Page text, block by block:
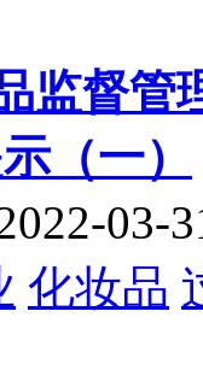
监督管
（一）
03-
化妆品